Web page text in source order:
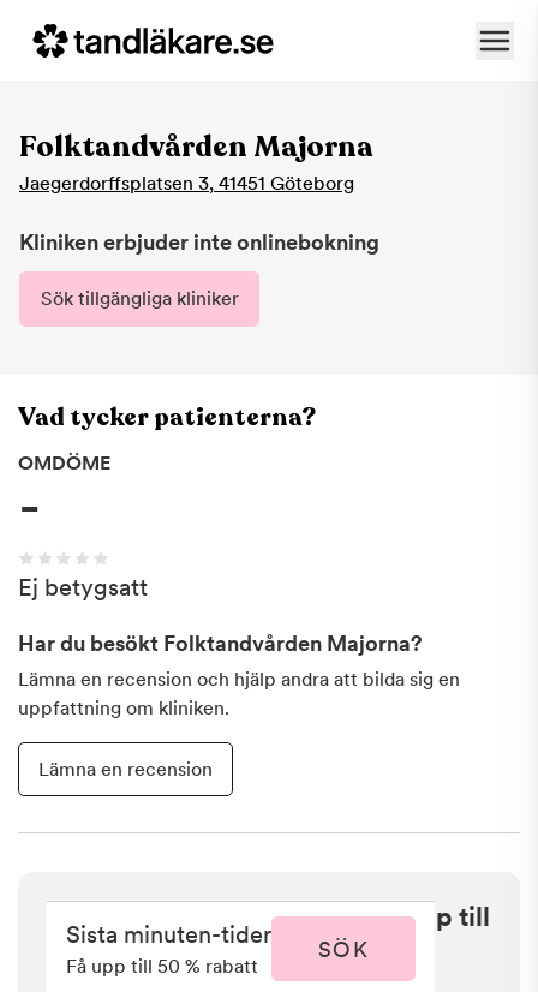
Folktandvården Majorna
Jaegerdorffsplatsen 3, 41451 Göteborg
Kliniken erbjuder inte onlinebokning
Sök tillgängliga kliniker
Vad tycker patienterna?
OMDÖME
-
Ej betygsatt
Har du besökt Folktandvården Majorna?
Lämna en recension och hjälp andra att bilda sig en
uppfattning om kliniken.
Lämna en recension
Sista minuten i Göteborg - få upp till
50 % rabatt
Sista minuten-tider
Få upp till 50 % rabatt
SÖK